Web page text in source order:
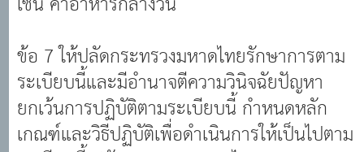
ข้อ 7 ให้ปลัดกระทรวงมหาดไทยรักษาการตาม
ระเบียบนี้และมีอำนาจตีความวินิจฉัยปัญหา
ยกเว้นการปฏิบัติตามระเบียบนี้ กำหนดหลัก
เกณฑ์และวิธีปฏิบัติเพื่อดำเนินการให้เป็นไปตาม